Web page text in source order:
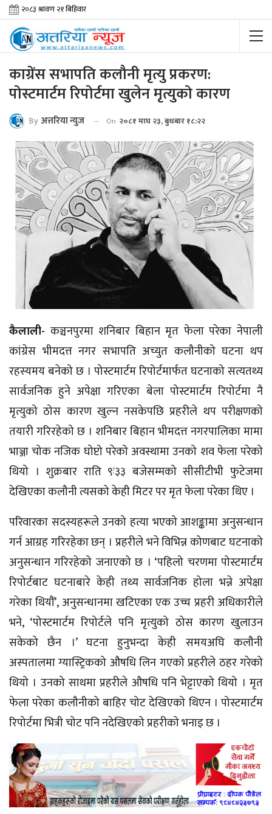
काग्रेंस सभापति कलौनी मृत्यु प्रकरण:
पोस्टमार्टम रिपोर्टमा खुलेन मृत्युको कारण
By अत्तरिया न्युज On २०८१ माघ २३, बुधबार १८:२२
कैलाली- कञ्चनपुरमा शनिबार बिहान मृत फेला परेका नेपाली
कांग्रेस भीमदत्त नगर सभापति अच्युत कलौनीको घटना थप
रहस्यमय बनेको छ । पोस्टमार्टम रिपोर्टमार्फत घटनाको सत्यतथ्य
सार्वजनिक हुने अपेक्षा गरिएका बेला पोस्टमार्टम रिपोर्टमा नै
मृत्युको ठोस कारण खुल्न नसकेपछि प्रहरीले थप परीक्षणको
तयारी गरिरहेको छ । शनिबार बिहान भीमदत्त नगरपालिका मामा
भाञ्जा चोक नजिक घोप्टो परेको अवस्थामा उनको शव फेला परेको
थियो । शुक्रबार राति ९ः३३ बजेसम्मको सीसीटीभी फुटेजमा
देखिएका कलौनी त्यसको केही मिटर पर मृत फेला परेका थिए ।
परिवारका सदस्यहरूले उनको हत्या भएको आशङ्कामा अनुसन्धान
गर्न आग्रह गरिरहेका छन् । प्रहरीले भने विभिन्न कोणबाट घटनाको
अनुसन्धान गरिरहेको जनाएको छ । ‘पहिलो चरणमा पोस्टमार्टम
रिपोर्टबाट घटनाबारे केही तथ्य सार्वजनिक होला भन्ने अपेक्षा
गरेका थियौं’, अनुसन्धानमा खटिएका एक उच्च प्रहरी अधिकारीले
भने, ‘पोस्टमार्टम रिपोर्टले पनि मृत्युको ठोस कारण खुलाउन
सकेको छैन ।’ घटना हुनुभन्दा केही समयअघि कलौनी
अस्पतालमा ग्यास्ट्रिकको औषधि लिन गएको प्रहरीले ठहर गरेको
थियो । उनको साथमा प्रहरीले औषधि पनि भेट्टाएको थियो । मृत
फेला परेका कलौनीको बाहिर चोट देखिएको थिएन । पोस्टमार्टम
रिपोर्टमा भित्री चोट पनि नदेखिएको प्रहरीको भनाइ छ ।